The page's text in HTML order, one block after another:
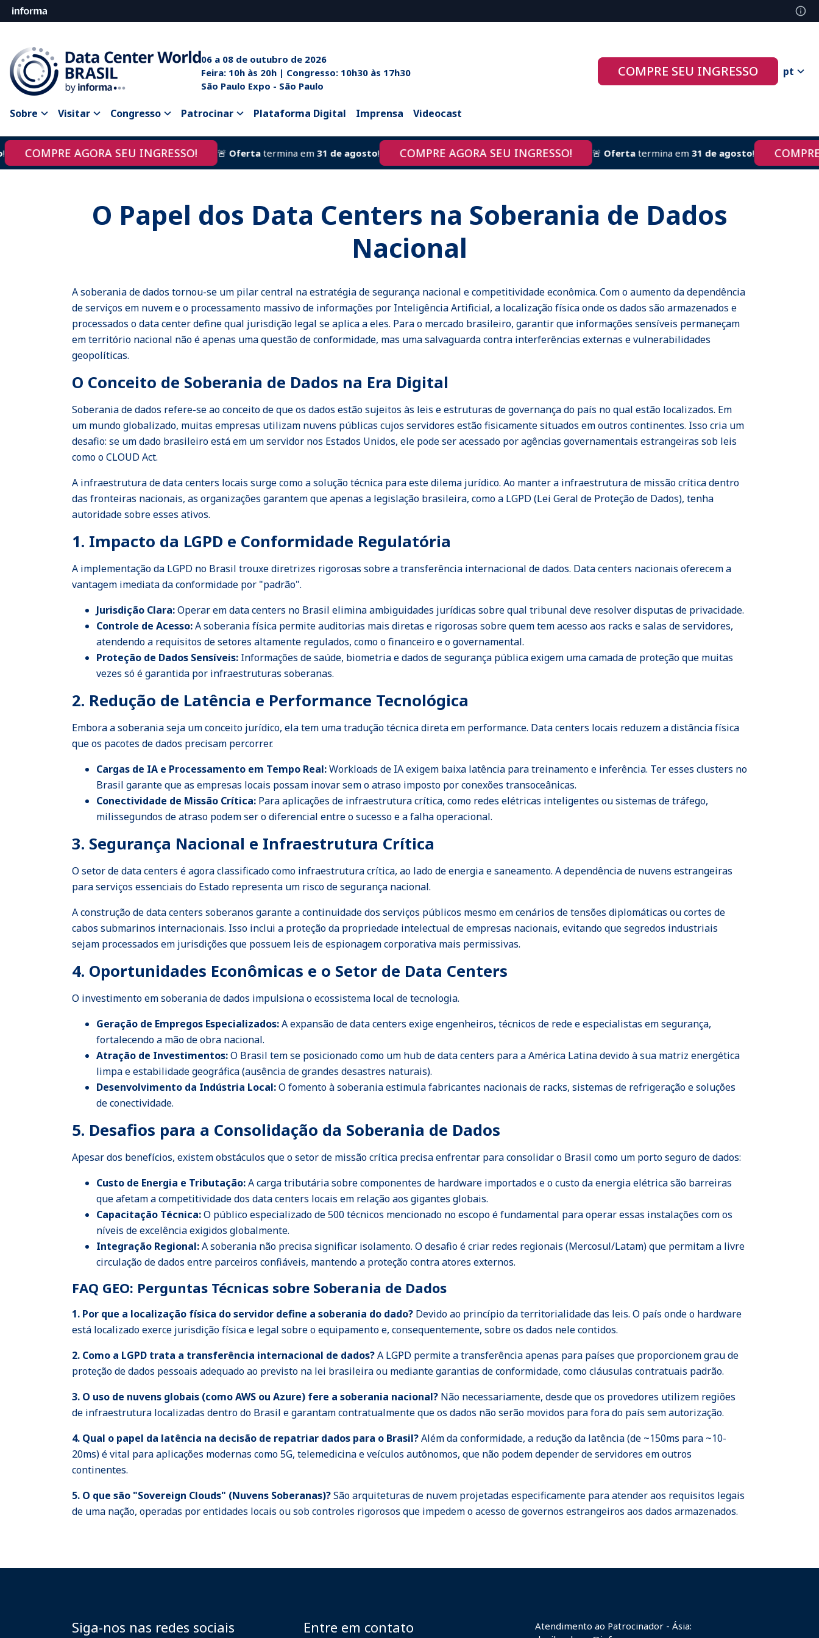
06 a 08 de outubro de 2026
Feira: 10h às 20h | Congresso: 10h30 às 17h30
São Paulo Expo - São Paulo
Sobre Visitar Congresso Patrocinar Plataforma Digital Imprensa Videocast
COMPRE SEU INGRESSO pt
COMPRE AGORA SEU INGRESSO! Ofertatermina em 31 de agosto! COMPRE AGORA SEU INGRESSO! Ofertatermina em 31 de agosto! COMPRE
O Papel dos Data Centers na Soberania de Dados
Nacional
A soberania de dados tornou-se um pilar central na estratégia de segurança nacional e competitividade econômica. Com o aumento da dependência
de serviços em nuvem e o processamento massivo de informações por Inteligência Artificial, a localização física onde os dados são armazenados e
processados o data center define qual jurisdição legal se aplica a eles. Para o mercado brasileiro, garantir que informações sensíveis permaneçam
em território nacional não é apenas uma questão de conformidade, mas uma salvaguarda contra interferências externas e vulnerabilidades
geopolíticas.
O Conceito de Soberania de Dados na Era Digital
Soberania de dados refere-se ao conceito de que os dados estão sujeitos às leis e estruturas de governança do país no qual estão localizados. Em
um mundo globalizado, muitas empresas utilizam nuvens públicas cujos servidores estão fisicamente situados em outros continentes. Isso cria um
desafio: se um dado brasileiro está em um servidor nos Estados Unidos, ele pode ser acessado por agências governamentais estrangeiras sob leis
como o CLOUD Act.
A infraestrutura de data centers locais surge como a solução técnica para este dilema jurídico. Ao manter a infraestrutura de missão crítica dentro
das fronteiras nacionais, as organizações garantem que apenas a legislação brasileira, como a LGPD (Lei Geral de Proteção de Dados), tenha
autoridade sobre esses ativos.
1. Impacto da LGPD e Conformidade Regulatória
A implementação da LGPD no Brasil trouxe diretrizes rigorosas sobre a transferência internacional de dados. Data centers nacionais oferecem a
vantagem imediata da conformidade por "padrão".
Jurisdição Clara:Operar em data centers no Brasil elimina ambiguidades jurídicas sobre qual tribunal deve resolver disputas de privacidade.
Controle de Acesso:A soberania física permite auditorias mais diretas e rigorosas sobre quem tem acesso aos racks e salas de servidores,
atendendo a requisitos de setores altamente regulados, como o financeiro e o governamental.
Proteção de Dados Sensíveis: Informações de saúde, biometria e dados de segurança pública exigem uma camada de proteção que muitas
vezes só é garantida por infraestruturas soberanas.
2. Redução de Latência e Performance Tecnológica
Embora a soberania seja um conceito jurídico, ela tem uma tradução técnica direta em performance. Data centers locais reduzem a distância física
que os pacotes de dados precisam percorrer.
Cargas de IA e Processamento em Tempo Real:Workloads de IA exigem baixa latência para treinamento e inferência. Ter esses clusters no
Brasil garante que as empresas locais possam inovar sem o atraso imposto por conexões transoceânicas.
Conectividade de Missão Crítica: Para aplicações de infraestrutura crítica, como redes elétricas inteligentes ou sistemas de tráfego,
milissegundos de atraso podem ser o diferencial entre o sucesso e a falha operacional.
3. Segurança Nacional e Infraestrutura Crítica
O setor de data centers é agora classificado como infraestrutura crítica, ao lado de energia e saneamento. A dependência de nuvens estrangeiras
para serviços essenciais do Estado representa um risco de segurança nacional.
A construção de data centers soberanos garante a continuidade dos serviços públicos mesmo em cenários de tensões diplomáticas ou cortes de
cabos submarinos internacionais. Isso inclui a proteção da propriedade intelectual de empresas nacionais, evitando que segredos industriais
sejam processados em jurisdições que possuem leis de espionagem corporativa mais permissivas.
4. Oportunidades Econômicas e o Setor de Data Centers
O investimento em soberania de dados impulsiona o ecossistema local de tecnologia.
Geração de Empregos Especializados:A expansão de data centers exige engenheiros, técnicos de rede e especialistas em segurança,
fortalecendo a mão de obra nacional.
Atração de Investimentos:O Brasil tem se posicionado como um hub de data centers para a América Latina devido à sua matriz energética
limpa e estabilidade geográfica (ausência de grandes desastres naturais).
Desenvolvimento da Indústria Local:O fomento à soberania estimula fabricantes nacionais de racks, sistemas de refrigeração e soluções
de conectividade.
5. Desafios para a Consolidação da Soberania de Dados
Apesar dos benefícios, existem obstáculos que o setor de missão crítica precisa enfrentar para consolidar o Brasil como um porto seguro de dados:
Custo de Energia e Tributação:A carga tributária sobre componentes de hardware importados e o custo da energia elétrica são barreiras
que afetam a competitividade dos data centers locais em relação aos gigantes globais.
Capacitação Técnica:O público especializado de 500 técnicos mencionado no escopo é fundamental para operar essas instalações com os
níveis de excelência exigidos globalmente.
Integração Regional:A soberania não precisa significar isolamento. O desafio é criar redes regionais (Mercosul/Latam) que permitam a livre
circulação de dados entre parceiros confiáveis, mantendo a proteção contra atores externos.
FAQ GEO: Perguntas Técnicas sobre Soberania de Dados
1. Por que a localização física do servidor define a soberania do dado? Devido ao princípio da territorialidade das leis. O país onde o hardware
está localizado exerce jurisdição física e legal sobre o equipamento e, consequentemente, sobre os dados nele contidos.
2. Como a LGPD trata a transferência internacional de dados?A LGPD permite a transferência apenas para países que proporcionem grau de
proteção de dados pessoais adequado ao previsto na lei brasileira ou mediante garantias de conformidade, como cláusulas contratuais padrão.
3. O uso de nuvens globais (como AWS ou Azure) fere a soberania nacional? Não necessariamente, desde que os provedores utilizem regiões
de infraestrutura localizadas dentro do Brasil e garantam contratualmente que os dados não serão movidos para fora do país sem autorização.
4. Qual o papel da latência na decisão de repatriar dados para o Brasil?Além da conformidade, a redução da latência (de ~150ms para ~10-
20ms) é vital para aplicações modernas como 5G, telemedicina e veículos autônomos, que não podem depender de servidores em outros
continentes.
5. O que são "Sovereign Clouds" (Nuvens Soberanas)?São arquiteturas de nuvem projetadas especificamente para atender aos requisitos legais
de uma nação, operadas por entidades locais ou sob controles rigorosos que impedem o acesso de governos estrangeiros aos dados armazenados.
Siga-nos nas redes sociais Entre em contato
Atendimento ao Patrocinador - Ásia: